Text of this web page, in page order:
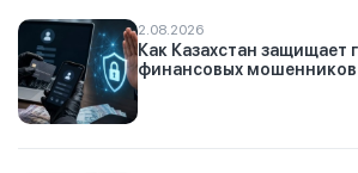
2.08.2026
Как Казахстан защищает
финансовых мошенников